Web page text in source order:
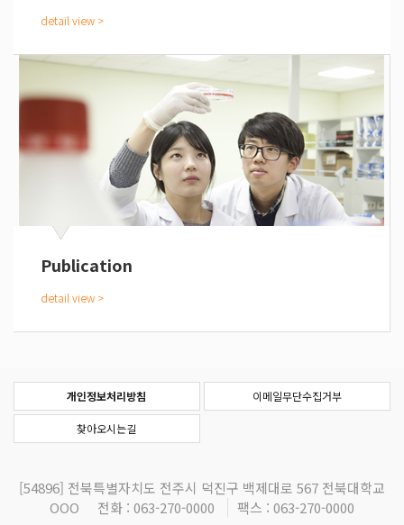
Publication
개인정보처리방침 이메일무단수집거부
찾아오시는길
[54896] 전북특별자치도 전주시 덕진구 백제대로 567 전북대학교
OOO
전화 : 063-270-0000
팩스 : 063-270-0000